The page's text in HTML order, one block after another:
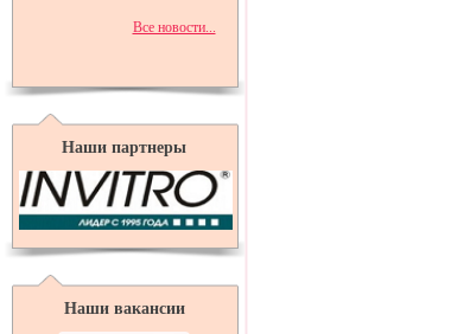
Все новости...
Наши партнеры
Наши вакансии